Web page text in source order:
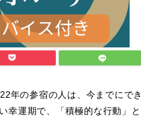
年の参宿の人は、今までにでき
幸運期で、「積極的な行動」と